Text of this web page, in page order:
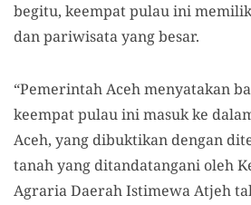
begitu, keempat pulau ini
dan pariwisata yang besar.
“Pemerintah Aceh menyatakan
keempat pulau ini masuk ke
Aceh, yang dibuktikan dengan
tanah yang ditandatangani oleh
Agraria Daerah Istimewa Atjeh